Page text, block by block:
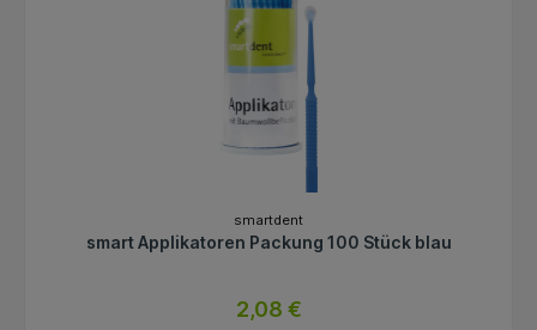
smartdent
smart Applikatoren Packung 100 Stück blau
2,08 €